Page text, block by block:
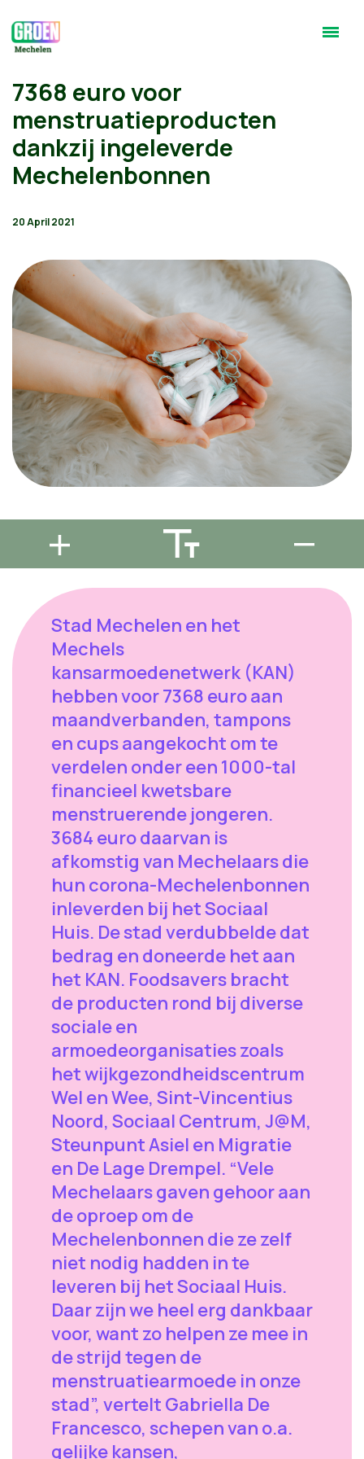
7368 euro voor
menstruatieproducten
dankzij ingeleverde
Mechelenbonnen
20 April 2021
Stad Mechelen en het
Mechels
kansarmoedenetwerk (KAN)
hebben voor 7368 euro aan
maandverbanden, tampons
en cups aangekocht om te
verdelen onder een 1000-tal
financieel kwetsbare
menstruerende jongeren.
3684 euro daarvan is
afkomstig van Mechelaars die
hun corona-Mechelenbonnen
inleverden bij het Sociaal
Huis. De stad verdubbelde dat
bedrag en doneerde het aan
het KAN. Foodsavers bracht
de producten rond bij diverse
sociale en
armoedeorganisaties zoals
het wijkgezondheidscentrum
Wel en Wee, Sint-Vincentius
Noord, Sociaal Centrum, J@M,
Steunpunt Asiel en Migratie
en De Lage Drempel. “Vele
Mechelaars gaven gehoor aan
de oproep om de
Mechelenbonnen die ze zelf
niet nodig hadden in te
leveren bij het Sociaal Huis.
Daar zijn we heel erg dankbaar
voor, want zo helpen ze mee in
de strijd tegen de
menstruatiearmoede in onze
stad”, vertelt Gabriella De
Francesco, schepen van o.a.
gelijke kansen,